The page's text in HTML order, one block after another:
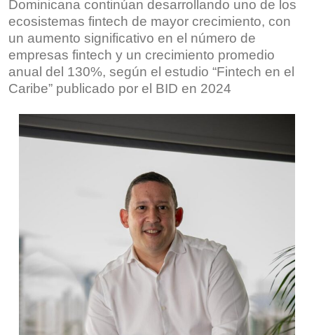
Dominicana continúan desarrollando uno de los
ecosistemas fintech de mayor crecimiento, con
un aumento significativo en el número de
empresas fintech y un crecimiento promedio
anual del 130%, según el estudio “Fintech en el
Caribe” publicado por el BID en 2024